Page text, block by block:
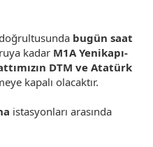
bugün saat
kadar M1A Yenikapı-
DTM ve Atatürk
kapalı olacaktır.
istasyonları arasında